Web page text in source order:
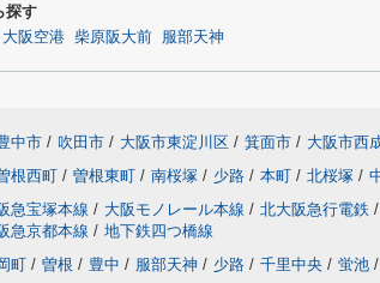
探す
大阪空港 柴原阪大前 服部天神
中市 / 吹田市 / 大阪市東淀川区 / 箕面市 / 大阪市西
根西町 / 曽根東町 / 南桜塚 / 少路 / 本町 / 北桜塚 /
急宝塚本線 / 大阪モノレール本線 / 北大阪急行電鉄 /
急京都本線 / 地下鉄四つ橋線
町 / 曽根 / 豊中 / 服部天神 / 少路 / 千里中央 / 蛍池 /